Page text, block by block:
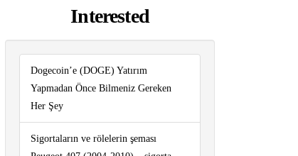
Interested
Dogecoin’e (DOGE) Yatırım
Yapmadan Önce Bilmeniz Gereken
Her Şey
Sigortaların ve rölelerin şeması